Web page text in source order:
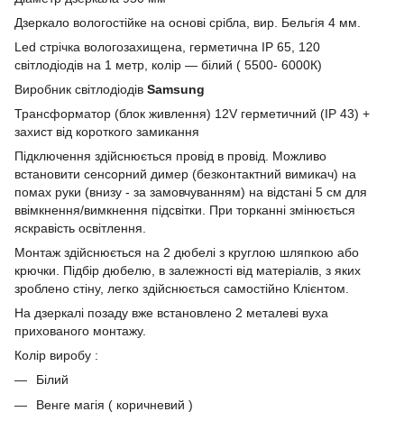
Дзеркало вологостійке на основі срібла, вир. Бельгія 4 мм.
Led стрічка вологозахищена, герметична IP 65, 120
світлодіодів на 1 метр, колір — білий ( 5500- 6000К)
Виробник світлодіодів Samsung
Трансформатор (блок живлення) 12V герметичний (IP 43) +
захист від короткого замикання
Підключення здійснюється провід в провід. Можливо
встановити сенсорний димер (безконтактний вимикач) на
помах руки (внизу - за замовчуванням) на відстані 5 см для
ввімкнення/вимкнення підсвітки. При торканні змінюється
яскравість освітлення.
Монтаж здійснюється на 2 дюбелі з круглою шляпкою або
крючки. Підбір дюбелю, в залежності від матеріалів, з яких
зроблено стіну, легко здійснюється самостійно Клієнтом.
На дзеркалі позаду вже встановлено 2 металеві вуха
прихованого монтажу.
Колір виробу :
Білий
Венге магія ( коричневий )